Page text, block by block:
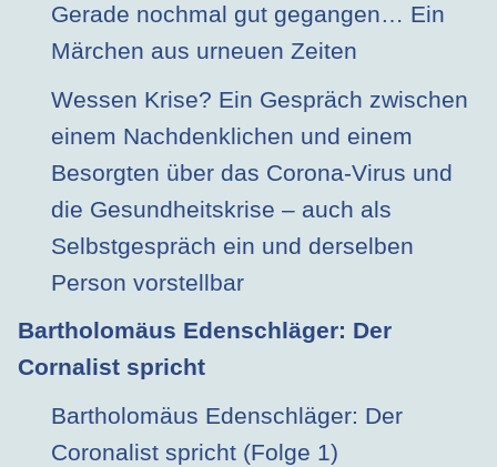
Gerade nochmal gut gegangen… Ein
Märchen aus urneuen Zeiten
Wessen Krise? Ein Gespräch zwischen
einem Nachdenklichen und einem
Besorgten über das Corona-Virus und
die Gesundheitskrise – auch als
Selbstgespräch ein und derselben
Person vorstellbar
Bartholomäus Edenschläger: Der
Cornalist spricht
Bartholomäus Edenschläger: Der
Coronalist spricht (Folge 1)